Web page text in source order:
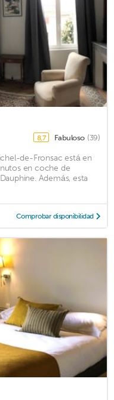
8,7 Fabuloso (39)
de-Fronsac está en
en coche de
Además, esta
Comprobar disponibilidad